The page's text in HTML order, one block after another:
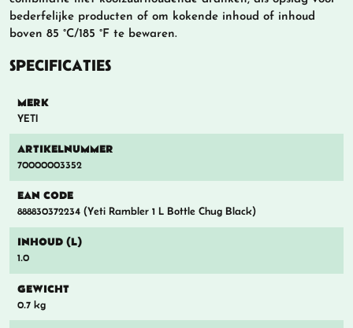
bederfelijke producten of om kokende inhoud of inhoud
boven 85 °C/185 °F te bewaren.
SPECIFICATIES
MERK
YETI
ARTIKELNUMMER
70000003352
EAN CODE
888830372234 (Yeti Rambler 1 L Bottle Chug Black)
INHOUD (L)
1.0
GEWICHT
0.7 kg